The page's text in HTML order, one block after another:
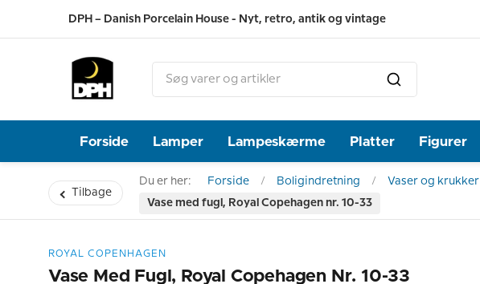
DPH – Danish Porcelain House - Nyt, retro, antik og vintage
Forside Lamper Lampeskærme Platter Figurer
Tilbage
Du er her: Forside Boligindretning Vaser og krukker
Vase med fugl, Royal Copehagen nr. 10-33
ROYAL COPENHAGEN
Vase Med Fugl, Royal Copehagen Nr. 10-33